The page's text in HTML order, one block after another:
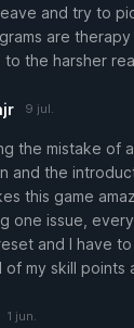
and try to
are
the harsher
9 jul.
the mistake of
and the
this game
one issue,
and I have
of my skill points
1 jun.